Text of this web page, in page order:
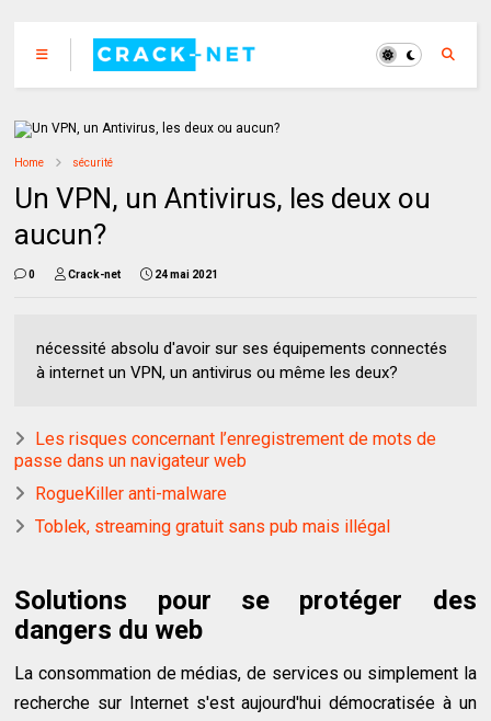
Home sécurité
Un VPN, un Antivirus, les deux ou
aucun?
0 Crack-net 24 mai 2021
nécessité absolu d'avoir sur ses équipements connectés
à internet un VPN, un antivirus ou même les deux?
Les risques concernant l’enregistrement de mots de
passe dans un navigateur web
RogueKiller anti-malware
Toblek, streaming gratuit sans pub mais illégal
Solutions pour se protéger des
dangers du web
La consommation de médias, de services ou simplement la
recherche sur Internet s'est aujourd'hui démocratisée à un